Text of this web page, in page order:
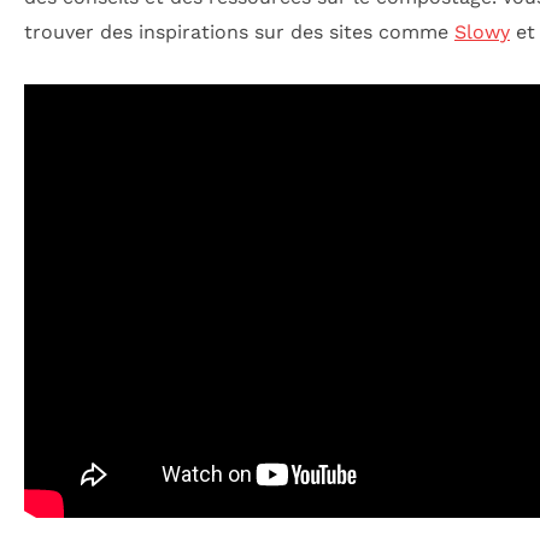
trouver des inspirations sur des sites comme Slowy et